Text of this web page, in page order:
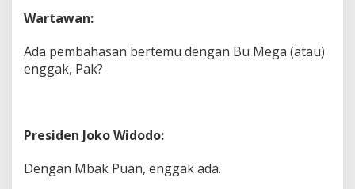
Wartawan:
Ada pembahasan bertemu dengan Bu Mega (atau)
enggak, Pak?
Presiden Joko Widodo:
Dengan Mbak Puan, enggak ada.